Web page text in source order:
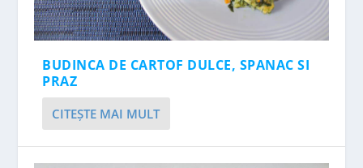
BUDINCA DE CARTOF DULCE, SPANAC SI
PRAZ
CITEŞTE MAI MULT